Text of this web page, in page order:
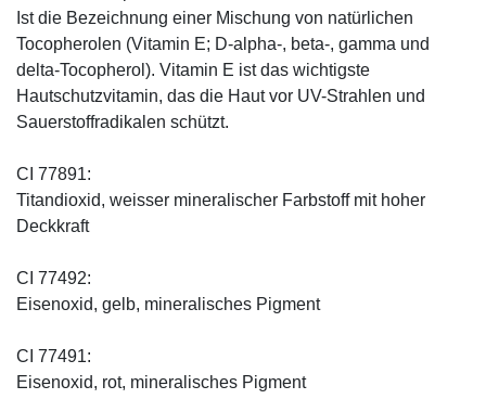
Ist die Bezeichnung einer Mischung von natürlichen
Tocopherolen (Vitamin E; D-alpha-, beta-, gamma und
delta-Tocopherol). Vitamin E ist das wichtigste
Hautschutzvitamin, das die Haut vor UV-Strahlen und
Sauerstoffradikalen schützt.
CI 77891:
Titandioxid, weisser mineralischer Farbstoff mit hoher
Deckkraft
CI 77492:
Eisenoxid, gelb, mineralisches Pigment
CI 77491:
Eisenoxid, rot, mineralisches Pigment